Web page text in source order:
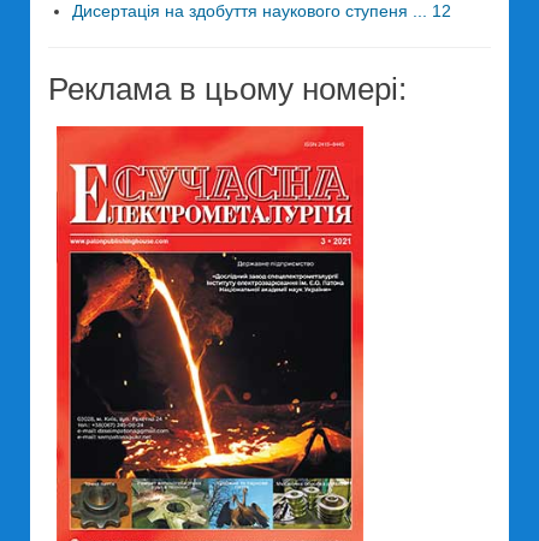
Дисертація на здобуття наукового ступеня ... 12
Реклама в цьому номері: